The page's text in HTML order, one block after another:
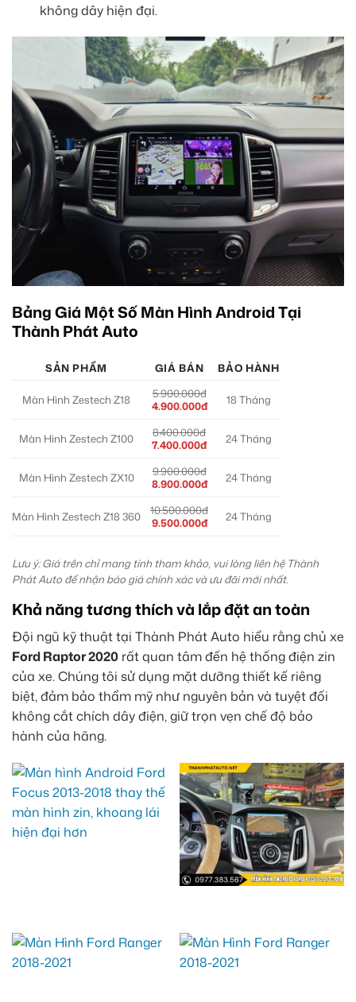
không dây hiện đại.
Bảng Giá Một Số Màn Hình Android Tại
Thành Phát Auto
SẢN PHẨM GIÁ BÁN BẢO HÀNH
Màn Hình Zestech Z18
5.900.000đ
4.900.000đ
18 Tháng
Màn Hình Zestech Z100
8.400.000đ
7.400.000đ
24 Tháng
Màn Hình Zestech ZX10
9.900.000đ
8.900.000đ
24 Tháng
Màn Hình Zestech Z18 360
10.500.000đ
9.500.000đ
24 Tháng
Lưu ý: Giá trên chỉ mang tính tham khảo, vui lòng liên hệ Thành
Phát Auto để nhận báo giá chính xác và ưu đãi mới nhất.
Khả năng tương thích và lắp đặt an toàn
Đội ngũ kỹ thuật tại Thành Phát Auto hiểu rằng chủ xe
Ford Raptor 2020 rất quan tâm đến hệ thống điện zin
của xe. Chúng tôi sử dụng mặt dưỡng thiết kế riêng
biệt, đảm bảo thẩm mỹ như nguyên bản và tuyệt đối
không cắt chích dây điện, giữ trọn vẹn chế độ bảo
hành của hãng.